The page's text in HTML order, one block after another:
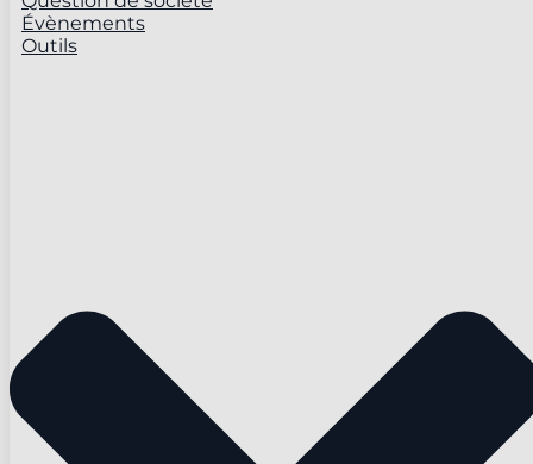
Évènements
Outils